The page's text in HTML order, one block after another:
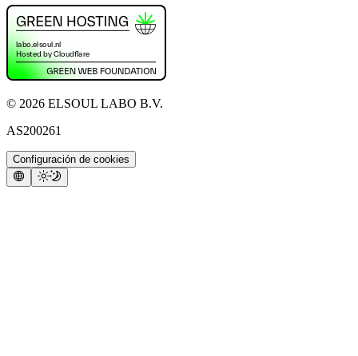
© 2026 ELSOUL LABO B.V.
AS200261
Configuración de cookies